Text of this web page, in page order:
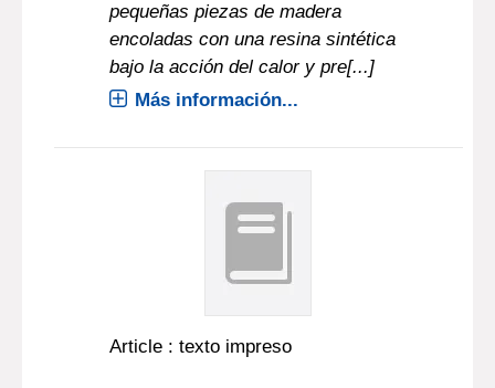
pequeñas piezas de madera
encoladas con una resina sintética
bajo la acción del calor y pre[...]
Más información...
Article : texto impreso